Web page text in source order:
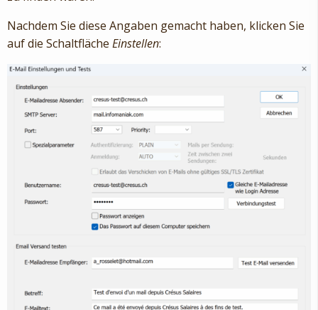
Nachdem Sie diese Angaben gemacht haben, klicken Sie
auf die Schaltfläche Einstellen: